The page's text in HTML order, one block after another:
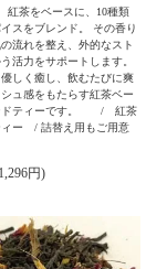
紅茶をベースに、10種類
スをブレンド。 その香り
流れを整え、外的なスト
活力をサポートします。
しく癒し、飲むたびに爽
ュ感をもたらす紅茶ベー
ドティーです。 / 紅茶
ィー / 詰替え用もご用意
円)